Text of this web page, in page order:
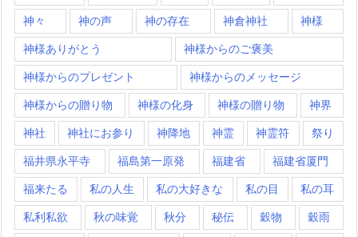
神々 神の声 神の存在 神倉神社 神様
神様ありがとう 神様からのご褒美
神様からのプレゼント 神様からのメッセージ
神様からの贈り物 神様の化身 神様の贈り物 神界
神社 神社にお参り 神降地 神霊 神霊符 祭り
福井県永平寺 福島第一原発 福建省 福建省厦門
福来たる 私の人生 私の大好きな 私の目 私の耳
私利私欲 秋の味覚 秋分 秘伝 穀物 穀雨